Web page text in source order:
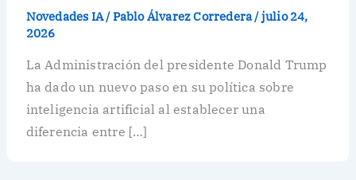
Novedades IA/Pablo Álvarez Corredera/julio 24,
2026
La Administración del presidente Donald Trump
ha dado un nuevo paso en su política sobre
inteligencia artificial al establecer una
diferencia entre […]